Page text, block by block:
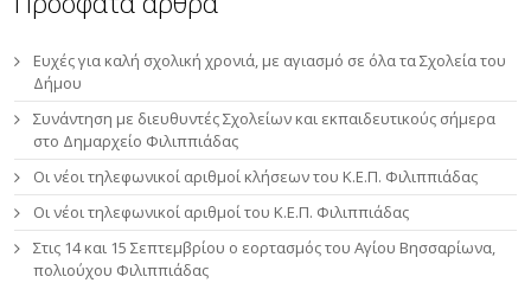
Ευχές για καλή σχολική χρονιά, με αγιασμό σε όλα τα Σχολεία του
Δήμου
Συνάντηση με διευθυντές Σχολείων και εκπαιδευτικούς σήμερα
στο Δημαρχείο Φιλιππιάδας
Οι νέοι τηλεφωνικοί αριθμοί κλήσεων του Κ.Ε.Π. Φιλιππιάδας
Οι νέοι τηλεφωνικοί αριθμοί του Κ.Ε.Π. Φιλιππιάδας
Στις 14 και 15 Σεπτεμβρίου ο εορτασμός του Αγίου Βησσαρίωνα,
πολιούχου Φιλιππιάδας